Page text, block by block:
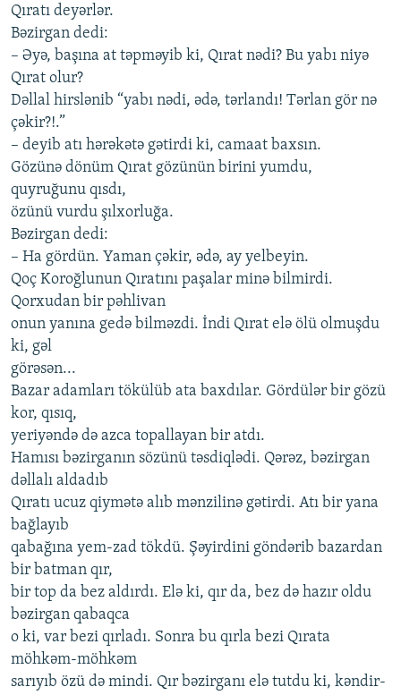
Qıratı deyərlər.
Bəzirgan dedi:
– Əyə, başına at təpməyib ki, Qırat nədi? Bu yabı niyə
Qırat olur?
Dəllal hirslənib “yabı nədi, ədə, tərlandı! Tərlan gör nə
çəkir?!.”
– deyib atı hərəkətə gətirdi ki, camaat baxsın.
Gözünə dönüm Qırat gözünün birini yumdu,
quyruğunu qısdı,
özünü vurdu şılxorluğa.
Bəzirgan dedi:
– Ha gördün. Yaman çəkir, ədə, ay yelbeyin.
Qoç Koroğlunun Qıratını paşalar minə bilmirdi.
Qorxudan bir pəhlivan
onun yanına gedə bilməzdi. İndi Qırat elə ölü olmuşdu
ki, gəl
görəsən...
Bazar adamları tökülüb ata baxdılar. Gördülər bir gözü
kor, qısıq,
yeriyəndə də azca topallayan bir atdı.
Hamısı bəzirganın sözünü təsdiqlədi. Qərəz, bəzirgan
dəllalı aldadıb
Qıratı ucuz qiymətə alıb mənzilinə gətirdi. Atı bir yana
bağlayıb
qabağına yem-zad tökdü. Şəyirdini göndərib bazardan
bir batman qır,
bir top da bez aldırdı. Elə ki, qır da, bez də hazır oldu
bəzirgan qabaqca
o ki, var bezi qırladı. Sonra bu qırla bezi Qırata
möhkəm-möhkəm
sarıyıb özü də mindi. Qır bəzirganı elə tutdu ki, kəndir-